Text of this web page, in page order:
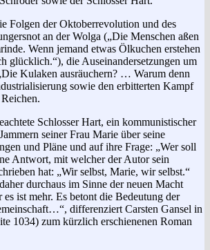
Folgen der Oktoberrevolution und des
an der Wolga („Die Menschen aßen
Wenn jemand etwas Ölkuchen erstehen
glücklich.“), die Auseinandersetzungen um
Kulaken ausräuchern? … Warum denn
sowie den erbitterten Kampf
Schlosser Hart, ein kommunistischer
seiner Frau Marie über seine
und Pläne und auf ihre Frage: „Wer soll
Antwort, mit welcher der Autor sein
hat: „Wir selbst, Marie, wir selbst.“
durchaus im Sinne der neuen Macht
es ist mehr. Es betont die Bedeutung der
differenziert Carsten Gansel in
1034) zum kürzlich erschienenen Roman